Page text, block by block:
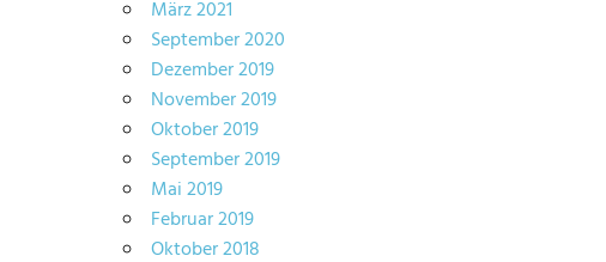
März 2021
September 2020
Dezember 2019
November 2019
Oktober 2019
September 2019
Mai 2019
Februar 2019
Oktober 2018